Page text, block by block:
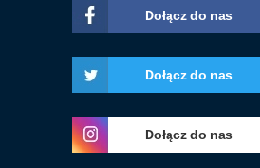
Dołącz do nas
Dołącz do nas
Dołącz do nas